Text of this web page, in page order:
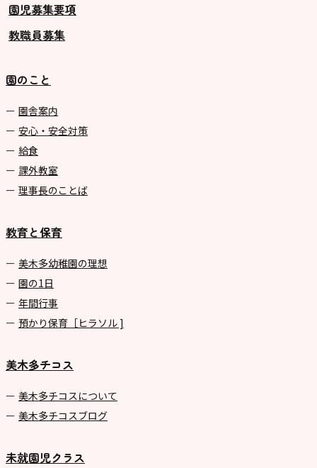
園児募集要項
教職員募集
園のこと
園舎案内
安心・安全対策
給食
課外教室
理事長のことば
教育と保育
美⽊多幼稚園の理想
園の1⽇
年間⾏事
預かり保育［ヒラソル ]
美木多チコス
美⽊多チコスについて
美⽊多チコスブログ
未就園児クラス